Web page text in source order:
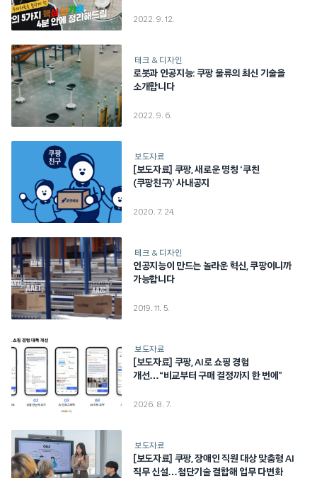
2022. 9. 12.
테크 & 디자인
로봇과 인공지능: 쿠팡 물류의 최신 기술을
소개합니다
2022. 9. 6.
보도자료
[보도자료] 쿠팡, 새로운 명칭 ‘쿠친
(쿠팡친구)’ 사내공지
2020. 7. 24.
테크 & 디자인
인공지능이 만드는 놀라운 혁신, 쿠팡이니까
가능합니다
2019. 11. 5.
보도자료
[보도자료] 쿠팡, AI로 쇼핑 경험
개선…“비교부터 구매 결정까지 한 번에”
2026. 8. 7.
보도자료
[보도자료] 쿠팡, 장애인 직원 대상 맞춤형 AI
직무 신설…첨단기술 결합해 업무 다변화